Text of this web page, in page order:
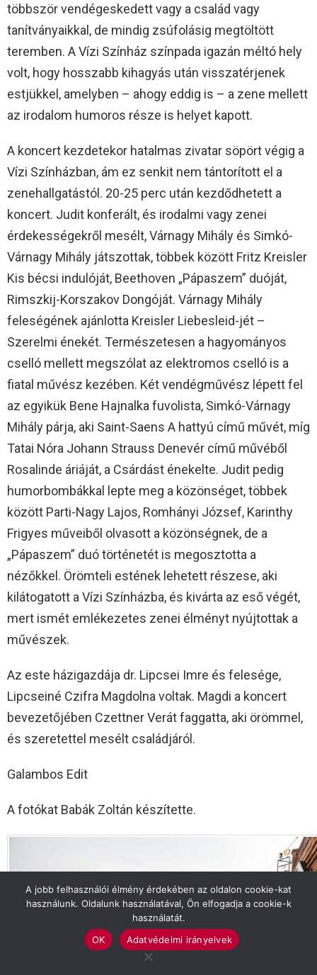
többször vendégeskedett vagy a család vagy
tanítványaikkal, de mindig zsúfolásig megtöltött
teremben. A Vízi Színház színpada igazán méltó hely
volt, hogy hosszabb kihagyás után visszatérjenek
estjükkel, amelyben – ahogy eddig is – a zene mellett
az irodalom humoros része is helyet kapott.
A koncert kezdetekor hatalmas zivatar söpört végig a
Vízi Színházban, ám ez senkit nem tántorított el a
zenehallgatástól. 20-25 perc után kezdődhetett a
koncert. Judit konferált, és irodalmi vagy zenei
érdekességekről mesélt, Várnagy Mihály és Simkó-
Várnagy Mihály játszottak, többek között Fritz Kreisler
Kis bécsi indulóját, Beethoven „Pápaszem” duóját,
Rimszkij-Korszakov Dongóját. Várnagy Mihály
feleségének ajánlotta Kreisler Liebesleid-jét –
Szerelmi énekét. Természetesen a hagyományos
cselló mellett megszólat az elektromos cselló is a
fiatal művész kezében. Két vendégművész lépett fel
az egyikük Bene Hajnalka fuvolista, Simkó-Várnagy
Mihály párja, aki Saint-Saens A hattyú című művét, míg
Tatai Nóra Johann Strauss Denevér című művéből
Rosalinde áriáját, a Csárdást énekelte. Judit pedig
humorbombákkal lepte meg a közönséget, többek
között Parti-Nagy Lajos, Romhányi József, Karinthy
Frigyes műveiből olvasott a közönségnek, de a
„Pápaszem” duó történetét is megosztotta a
nézőkkel. Örömteli estének lehetett részese, aki
kilátogatott a Vízi Színházba, és kivárta az eső végét,
mert ismét emlékezetes zenei élményt nyújtottak a
művészek.
Az este házigazdája dr. Lipcsei Imre és felesége,
Lipcseiné Czifra Magdolna voltak. Magdi a koncert
bevezetőjében Czettner Verát faggatta, aki örömmel,
és szeretettel mesélt családjáról.
Galambos Edit
A fotókat Babák Zoltán készítette.
A jobb felhasználói élmény érdekében az oldalon cookie-kat
használunk. Oldalunk használatával, Ön elfogadja a cookie-k
használatát.
OK
Adatvédelmi irányelvek